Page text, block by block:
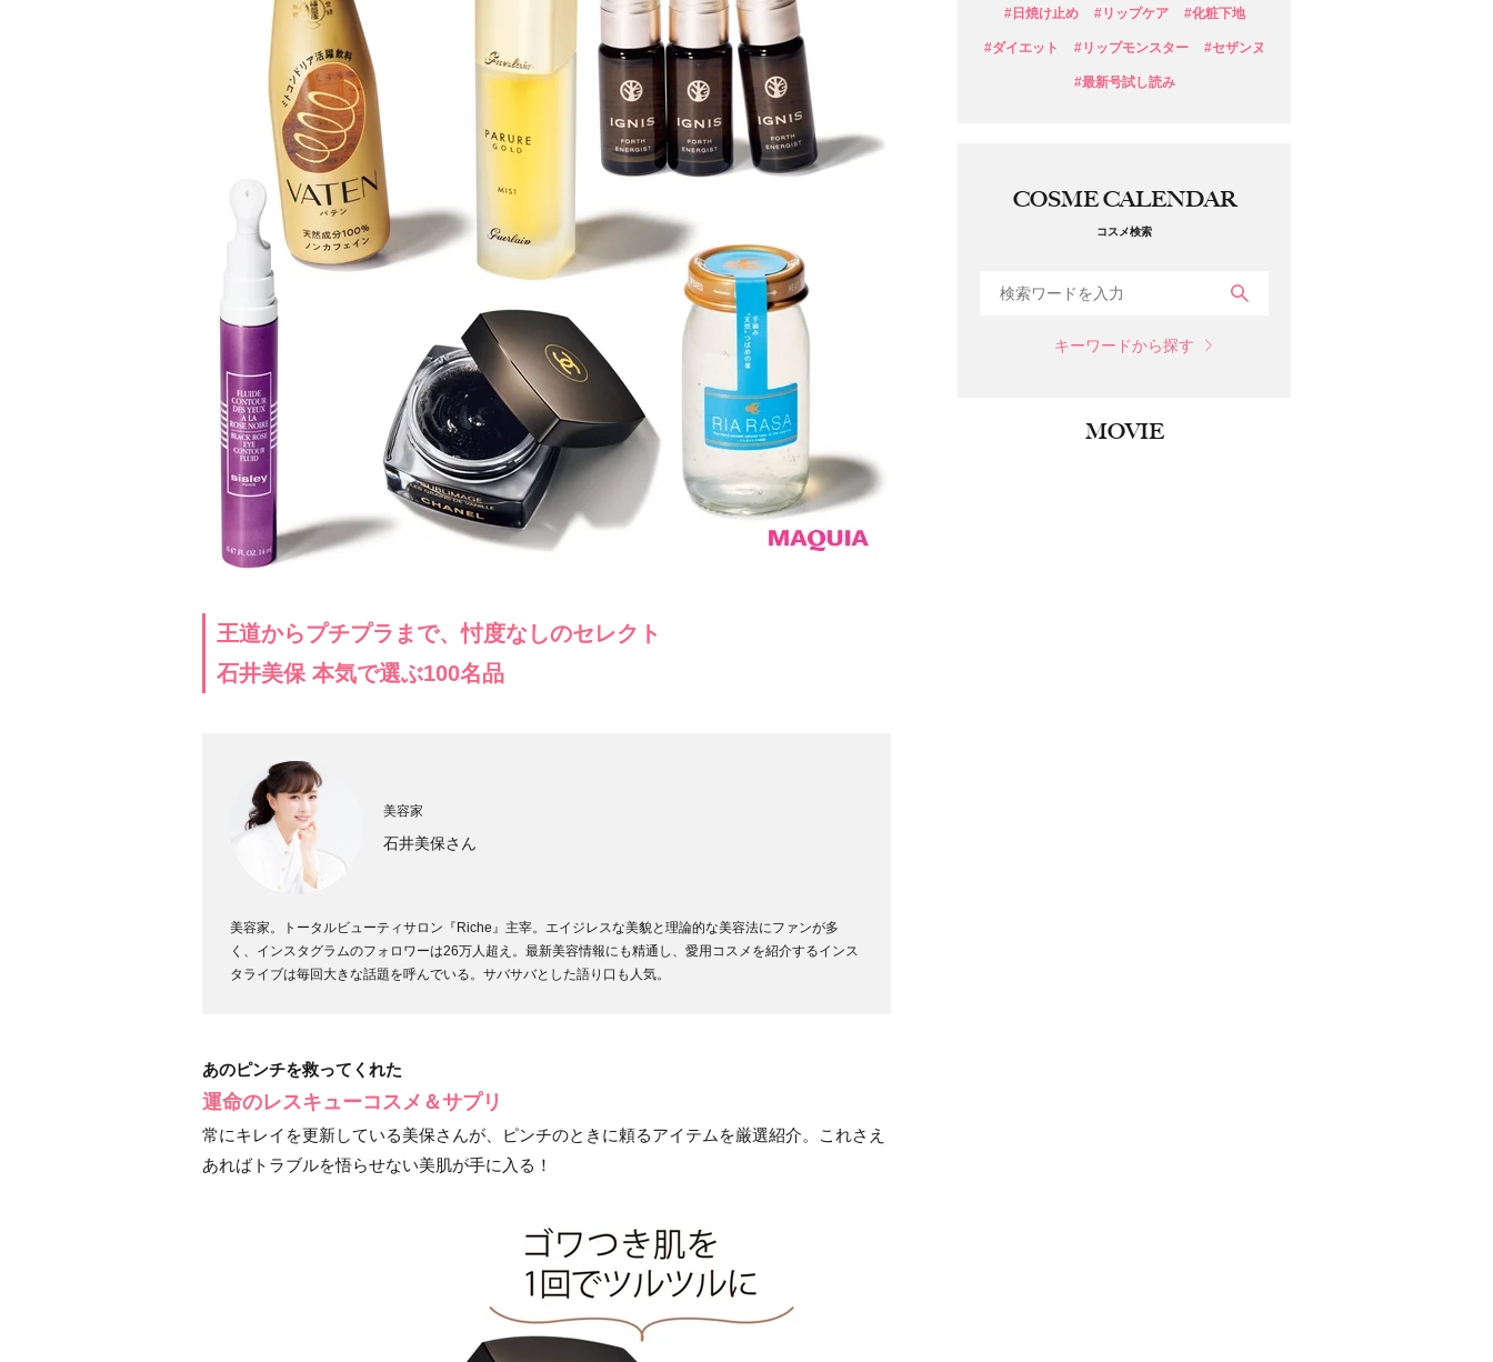
王道からプチプラまで、忖度なしのセレクト
石井美保 本気で選ぶ100名品
美容家
石井美保さん
美容家。トータルビューティサロン『Riche』主宰。エイジレスな美貌と理論的な美容法にファンが多
く、インスタグラムのフォロワーは26万人超え。最新美容情報にも精通し、愛用コスメを紹介するインス
タライブは毎回大きな話題を呼んでいる。サバサバとした語り口も人気。
あのピンチを救ってくれた
運命のレスキューコスメ＆サプリ
常にキレイを更新している美保さんが、ピンチのときに頼るアイテムを厳選紹介。これさえ
あればトラブルを悟らせない美肌が手に入る！
#日焼け止め #リップケア #化粧下地
#ダイエット #リップモンスター #セザンヌ
#最新号試し読み
COSME CALENDAR
コスメ検索
キーワードから探す
MOVIE